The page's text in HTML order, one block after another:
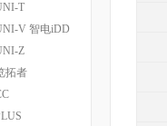
T
V 智电iDD
Z
拓者